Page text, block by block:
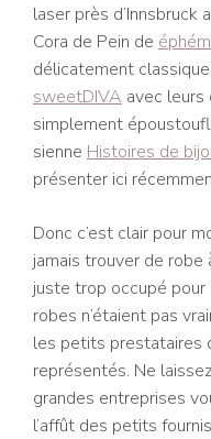
laser près d’Innsbruck
Cora de Pein de
délicatement
sweetDIVA avec
simplement
sienne Histoires de
présenter ici
Donc c’est clair pour
jamais trouver de robe
juste trop occupé
robes n’étaient pas
les petits prestataires
représentés. Ne
grandes entreprises
l’affût des petits